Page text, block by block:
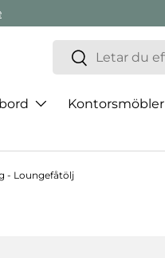
Sök
Sök
Kontorsmöbler
- Loungefåtölj